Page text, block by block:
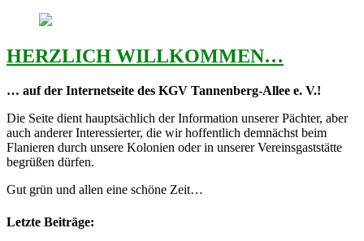
HERZLICH WILLKOMMEN…
… auf der Internetseite des KGV Tannenberg-Allee e. V.!
Die Seite dient hauptsächlich der Information unserer Pächter, aber
auch anderer Interessierter, die wir hoffentlich demnächst beim
Flanieren durch unsere Kolonien oder in unserer Vereinsgaststätte
begrüßen dürfen.
Gut grün und allen eine schöne Zeit…
Letzte Beiträge: